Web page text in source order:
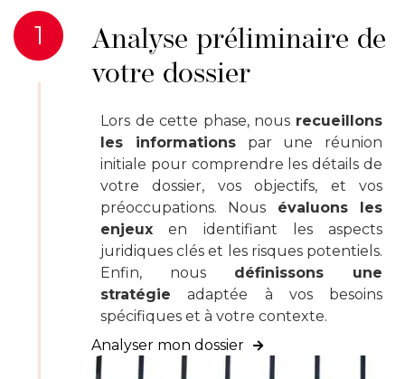
1
Analyse préliminaire de
votre dossier
Lors de cette phase, nous recueillons
les informationspar une réunion
initiale pour comprendre les détails de
votre dossier, vos objectifs, et vos
préoccupations. Nous évaluons les
enjeux en identifiant les aspects
juridiques clés et les risques potentiels.
Enfin, nous définissons une
stratégie adaptée à vos besoins
spécifiques et à votre contexte.
Analyser mon dossier
